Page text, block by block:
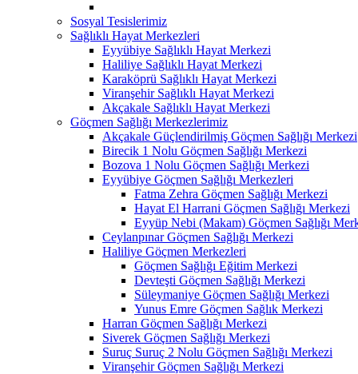
Sosyal Tesislerimiz
Sağlıklı Hayat Merkezleri
Eyyübiye Sağlıklı Hayat Merkezi
Haliliye Sağlıklı Hayat Merkezi
Karaköprü Sağlıklı Hayat Merkezi
Viranşehir Sağlıklı Hayat Merkezi
Akçakale Sağlıklı Hayat Merkezi
Göçmen Sağlığı Merkezlerimiz
Akçakale Güçlendirilmiş Göçmen Sağlığı Merkezi
Birecik 1 Nolu Göçmen Sağlığı Merkezi
Bozova 1 Nolu Göçmen Sağlığı Merkezi
Eyyübiye Göçmen Sağlığı Merkezleri
Fatma Zehra Göçmen Sağlığı Merkezi
Hayat El Harrani Göçmen Sağlığı Merkezi
Eyyüp Nebi (Makam) Göçmen Sağlığı
Ceylanpınar Göçmen Sağlığı Merkezi
Haliliye Göçmen Merkezleri
Göçmen Sağlığı Eğitim Merkezi
Devteşti Göçmen Sağlığı Merkezi
Süleymaniye Göçmen Sağlığı Merkezi
Yunus Emre Göçmen Sağlık Merkezi
Harran Göçmen Sağlığı Merkezi
Siverek Göçmen Sağlığı Merkezi
Suruç Suruç 2 Nolu Göçmen Sağlığı Merkezi
Viranşehir Göçmen Sağlığı Merkezi